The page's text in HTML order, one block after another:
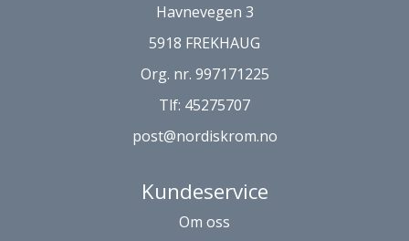
Havnevegen 3
5918 FREKHAUG
Org. nr. 997171225
Tlf: 45275707
post@nordiskrom.no
Kundeservice
Om oss